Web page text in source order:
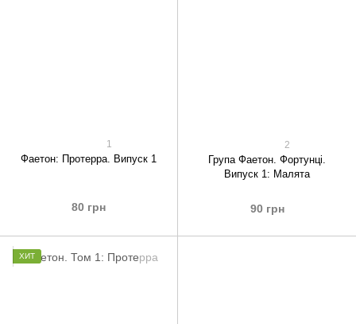
1
Фаетон: Протерра. Випуск 1
80 грн
2
Група Фаетон. Фортунці.
Випуск 1: Малята
90 грн
ХИТ